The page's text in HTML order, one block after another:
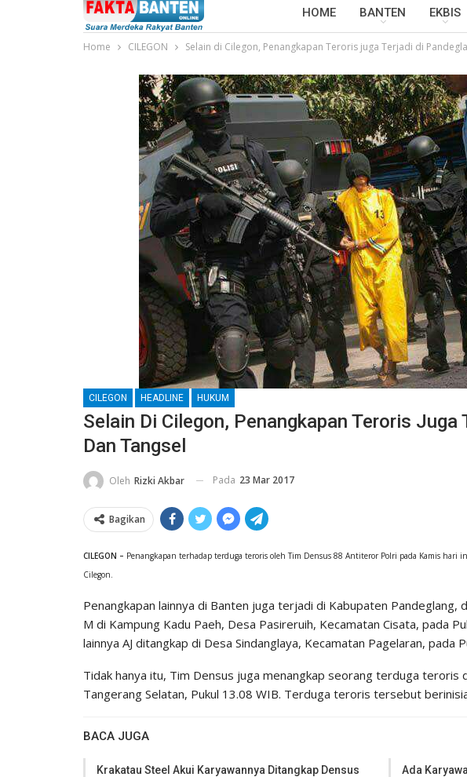
HOME BANTEN EKBIS
Home CILEGON Selain di Cilegon, Penangkapan Teroris juga Terjadi di
CILEGON HEADLINE HUKUM
Selain Di Cilegon, Penangkapan Teroris Juga
Dan Tangsel
Oleh Rizki Akbar Pada 23 Mar 2017
Bagikan
CILEGON – Penangkapan terhadap terduga teroris oleh Tim Densus 88 Antiteror Polri pada Kamis
Cilegon.
Penangkapan lainnya di Banten juga terjadi di Kabupaten Pandeglang,
M di Kampung Kadu Paeh, Desa Pasireruih, Kecamatan Cisata, pada
lainnya AJ ditangkap di Desa Sindanglaya, Kecamatan Pagelaran, pada
Tidak hanya itu, Tim Densus juga menangkap seorang terduga teroris
Tangerang Selatan, Pukul 13.08 WIB. Terduga teroris tersebut
BACA JUGA
Krakatau Steel Akui Karyawannya Ditangkap Densus
Ada